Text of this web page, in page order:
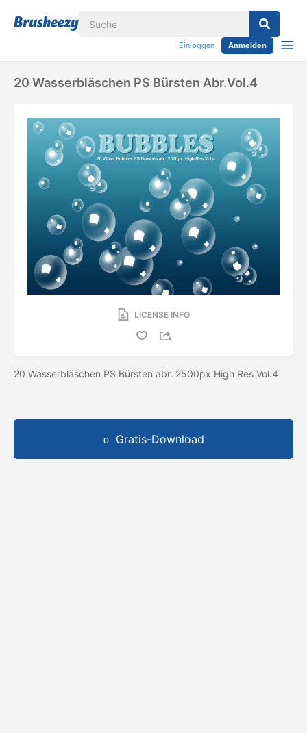
Einloggen Anmelden
20 Wasserbläschen PS Bürsten Abr.Vol.4
LICENSE INFO
20 Wasserbläschen PS Bürsten abr. 2500px High Res Vol.4
Gratis-Download